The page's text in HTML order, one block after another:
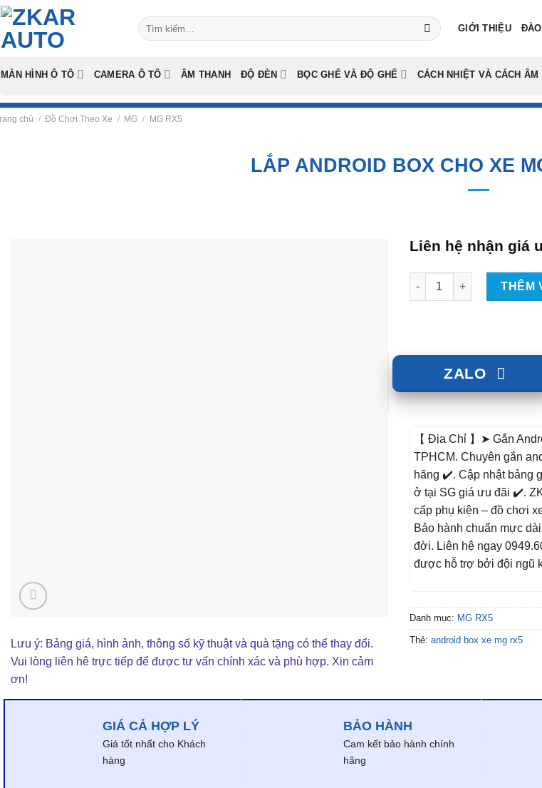
Skip
content
Tìm
kiếm:
GIỚI THIỆU
MÀN HÌNH Ô TÔ CAMERA Ô TÔ ÂM THANH ĐỘ ĐÈN BỌC GHẾ VÀ ĐỘ GHẾ CÁCH NHIỆT VÀ CÁCH ÂM
chủ / Đồ Chơi Theo Xe / MG / MG RX5
LẮP ANDROID BOX CHO XE
Lưu ý: Bảng giá, hình ảnh, thông số kỹ thuật và quà tặng có thể thay đổi.
Vui lòng liên hê trực tiếp để được tư vấn chính xác và phù hợp. Xin cảm
ơn!
Liên hệ nhận giá
Lắp Android Box Cho Xe
THÊM
ZALO
【 Địa Chỉ 】➤ Gắn
TPHCM. Chuyên gắn
hãng ✔️. Cập nhật bảng
ở tại SG giá ưu đãi ✔️.
cấp phụ kiện – đồ chơi
Bảo hành chuẩn mực
đời. Liên hệ ngay
được hỗ trợ bởi đội ngũ
Danh mục: MG RX5
Thẻ: android box xe mg rx5
GIÁ CẢ HỢP LÝ
Giá tốt nhất cho Khách
hàng
BẢO HÀNH
Cam kết bảo hành chính
hãng